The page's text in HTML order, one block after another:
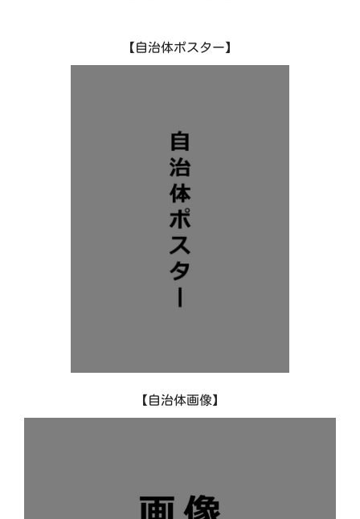
本の原風景とも言え感動を与えてくれるほか、りん
ご、梨、ぶどうなどの果樹や、急傾斜地を利用した棚
村には、シンボルである標高1,445mの「陣馬形山（ル
ビ：じんばがたやま）」があります。360°大パノラ
マの山頂からは東に南アルプス、西に中央アルプスの
山並みが目の前に広がり、眼下には伊那盆地全域が見
渡せます。また、山頂付近にあるキャンプ場は、近年
では「天空のキャンプ場」として知られ人気を博して
【自治体ポスター】
【自治体画像】